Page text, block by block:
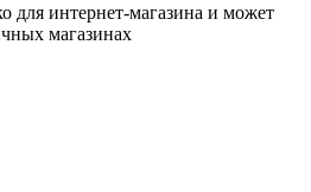
для интернет-магазина и может
магазинах